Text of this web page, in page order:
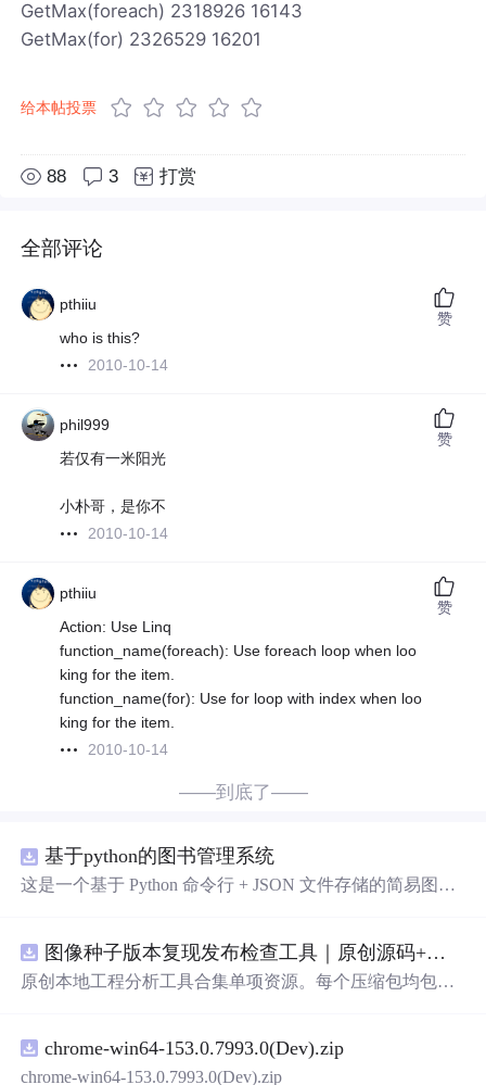
GetMax(foreach) 2318926 16143
GetMax(for) 2326529 16201
给本帖投票
88 3 打赏
全部评论
pthiiu
who is this?
2010-10-14
赞
phil999
若仅有一米阳光
小朴哥，是你不
2010-10-14
赞
pthiiu
Action: Use Linq
function_name(foreach): Use foreach loop when loo
king for the item.
function_name(for): Use for loop with index when loo
king for the item.
2010-10-14
赞
——到底了——
基于python的图书管理系统
这是一个基于 Python 命令行 + JSON 文件存储的简易图书
添加、删除、修改、搜索（按书名/作者/ISBN），每本书
记录馆藏总数和当前可借数量。 学生管理：支持学生信息
过借阅上限、是否重复借阅；还书时自动判断是否逾期
（期限 30 天）；支持查看全部借阅记录、逾期记录和某人
图像种子版本复现发布检查工具｜原创源码+测试+离线报告
原创本地工程分析工具合集单项资源。每个压缩包均包含
行效果图、README、运行说明、功能清单、MIT License
及原创授权声明。Node.js 18+ 可直接运行，零第三方运行
chrome-win64-153.0.7993.0(Dev).zip
chrome-win64-153.0.7993.0(Dev).zip